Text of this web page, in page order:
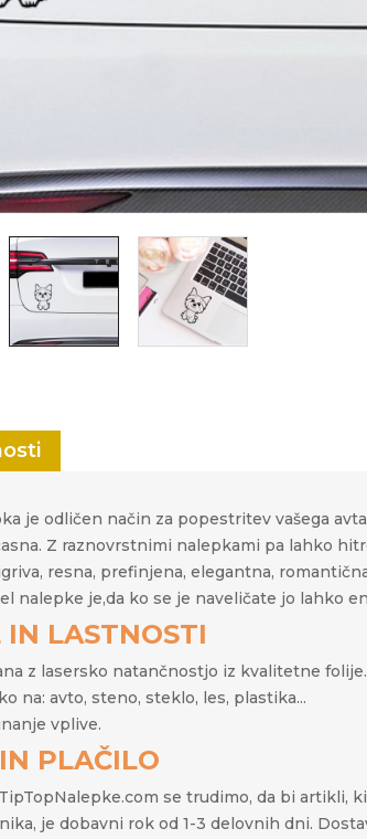
je odličen način za popestritev vašega
Z raznovrstnimi nalepkami pa lahko
resna, prefinjena, elegantna,
nalepke je,da ko se je naveličate jo lahko
IN LASTNOSTI
z lasersko natančnostjo iz kvalitetne folije.
na: avto, steno, steklo, les, plastika...
vplive.
PLAČILO
se trudimo, da bi artikli,
je dobavni rok od 1-3 delovnih dni.